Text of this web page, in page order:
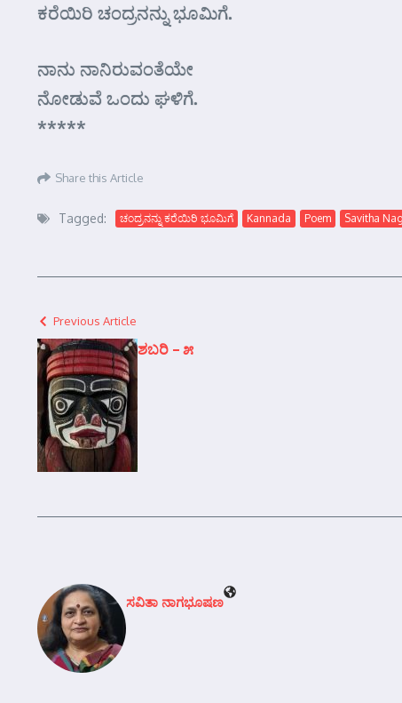
ಕರೆಯಿರಿ ಚಂದ್ರನನ್ನು ಭೂಮಿಗೆ.
ನಾನು ನಾನಿರುವಂತೆಯೇ
ನೋಡುವೆ ಒಂದು ಘಳಿಗೆ.
*****
Share this Article
Tagged: ಚಂದ್ರನನ್ನು ಕರೆಯಿರಿ ಭೂಮಿಗೆ Kannada Poem Savitha
Previous Article
ಶಬರಿ – ೫
ಸವಿತಾ ನಾಗಭೂಷಣ